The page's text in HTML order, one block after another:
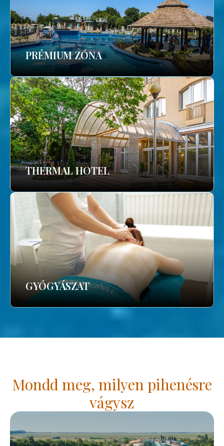
PRÉMIUM ZÓNA
THERMAL HOTEL
GYÓGYÁSZAT
Mondd meg, milyen pihenésre
vágysz